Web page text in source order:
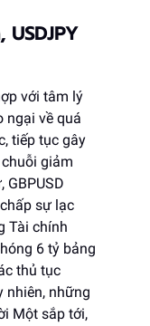
USDJPY
với tâm lý
ngại về quá
tiếp tục gây
chuỗi giảm
sự lạc
Tài chính
6 tỷ bảng
thủ tục
nhiên, những
Một sắp tới,